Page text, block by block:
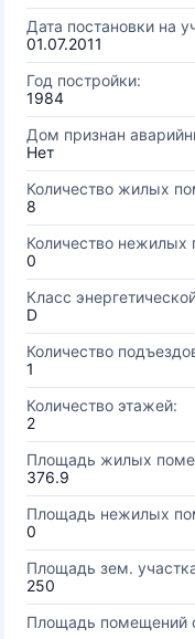
Дата постановки на
01.07.2011
Год постройки:
1984
Дом признан
Нет
Количество жилых
8
Количество нежилых
0
Класс
D
Количество
1
Количество этажей:
2
Площадь жилых
376.9
Площадь нежилых
0
Площадь зем.
250
Площадь помещений